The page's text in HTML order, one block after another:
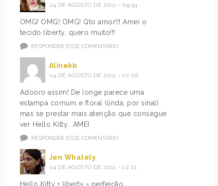
04 DE AGOSTO DE 2011 - 09:54
OMG! OMG! OMG! Qto amor!!! Amei o
tecido liberty, quero muito!!!
RESPONDER ESSE COMENTÁRIO
Alinekb
04 DE AGOSTO DE 2011 - 10:06
Adooro assim! De longe parece uma
estampa comum e floral (linda, por sinal)
mas se prestar mais atenção que consegue
ver Hello Kitty.. AMEI
RESPONDER ESSE COMENTÁRIO
Jen Whately
04 DE AGOSTO DE 2011 - 10:21
Hello Kitty + liberty = perfeição.